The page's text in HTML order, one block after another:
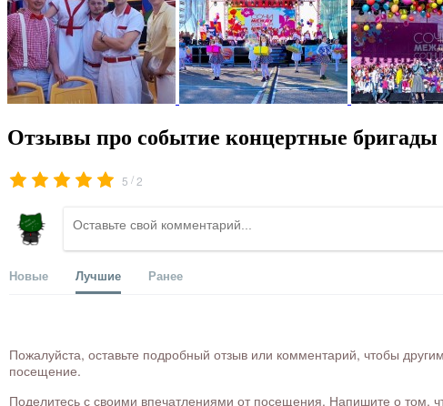
Отзывы про событие концертные бригады
5 /2
Новые Лучшие Ранее
Пожалуйста, оставьте подробный отзыв или комментарий, чтобы
посещение.
Поделитесь с своими впечатлениями от посещения. Напишите о том,